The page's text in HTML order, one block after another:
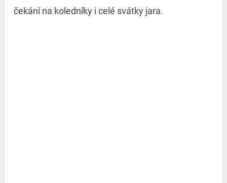
čekání na koledníky i celé svátky jara.